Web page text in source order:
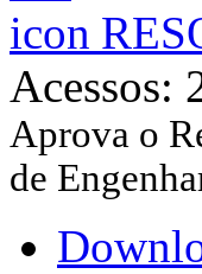
Acessos:
Aprova o R
de